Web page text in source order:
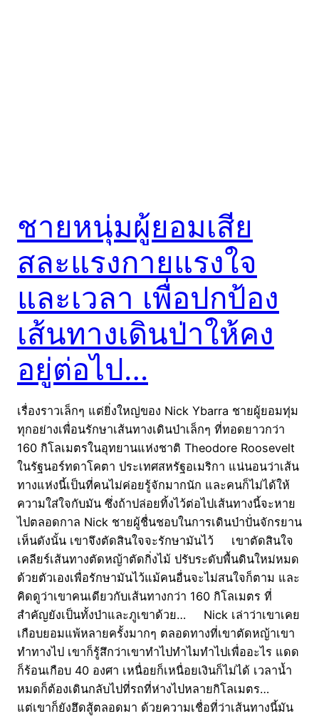
ชายหนุ่มผู้ยอมเสีย
สละแรงกายแรงใจ
และเวลา เพื่อปกป้อง
เส้นทางเดินป่าให้คง
อยู่ต่อไป…
เรื่องราวเล็กๆ แต่ยิ่งใหญ่ของ Nick Ybarra ชายผู้ยอมทุ่ม
ทุกอย่างเพื่อนรักษาเส้นทางเดินป่าเล็กๆ ที่ทอดยาวกว่า
160 กิโลเมตรในอุทยานแห่งชาติ Theodore Roosevelt
ในรัฐนอร์ทดาโคตา ประเทศสหรัฐอเมริกา แน่นอนว่าเส้น
ทางแห่งนี้เป็นที่คนไม่ค่อยรู้จักมากนัก และคนก็ไม่ได้ให้
ความใส่ใจกับมัน ซึ่งถ้าปล่อยทิ้งไว้ต่อไปเส้นทางนี้จะหาย
ไปตลอดกาล Nick ชายผู้ชื่นชอบในการเดินป่าปั่นจักรยาน
เห็นดังนั้น เขาจึงตัดสินใจจะรักษามันไว้ เขาตัดสินใจ
เคลียร์เส้นทางตัดหญ้าตัดกิ่งไม้ ปรับระดับพื้นดินใหม่หมด
ด้วยตัวเองเพื่อรักษามันไว้แม้คนอื่นจะไม่สนใจก็ตาม และ
คิดดูว่าเขาคนเดียวกับเส้นทางกว่า 160 กิโลเมตร ที่
สำคัญยังเป็นทั้งป่าและภูเขาด้วย… Nick เล่าว่าเขาเคย
เกือบยอมแพ้หลายครั้งมากๆ ตลอดทางที่เขาตัดหญ้าเขา
ทำทางไป เขาก็รู้สึกว่าเขาทำไปทำไมทำไปเพื่ออะไร แดด
ก็ร้อนเกือบ 40 องศา เหนื่อยก็เหนื่อยเงินก็ไม่ได้ เวลาน้ำ
หมดก็ต้องเดินกลับไปที่รถที่ห่างไปหลายกิโลเมตร…
แต่เขาก็ยังฮึดสู้ตลอดมา ด้วยความเชื่อที่ว่าเส้นทางนี้มัน